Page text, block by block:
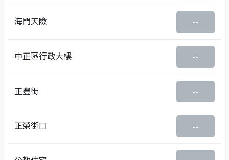
海門天險 --
中正區行政大樓 --
正豐街 --
正榮街口 --